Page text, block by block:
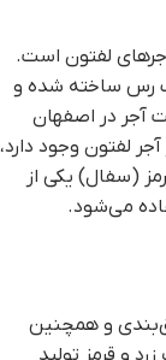
لفتون است.
رس ساخته شده و
آجر در اصفهان
لفتون وجود دارد،
(سفال) یکی از
می‌شود.
و همچنین
و قرمز تولید